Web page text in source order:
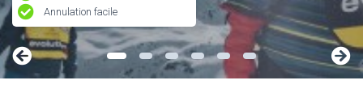
Annulation facile